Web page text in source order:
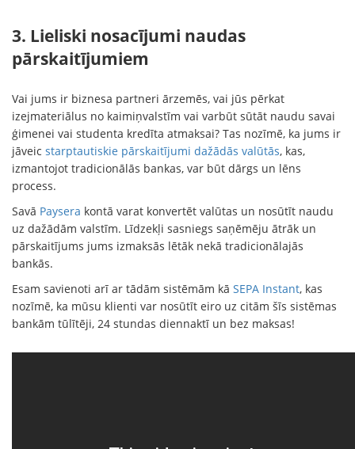
3. Lieliski nosacījumi naudas
pārskaitījumiem
Vai jums ir biznesa partneri ārzemēs, vai jūs pērkat
izejmateriālus no kaimiņvalstīm vai varbūt sūtāt naudu savai
ģimenei vai studenta kredīta atmaksai? Tas nozīmē, ka jums ir
jāveic starptautiskie pārskaitījumi dažādās valūtās, kas,
izmantojot tradicionālās bankas, var būt dārgs un lēns
process.
Savā Paysera kontā varat konvertēt valūtas un nosūtīt naudu
uz dažādām valstīm. Līdzekļi sasniegs saņēmēju ātrāk un
pārskaitījums jums izmaksās lētāk nekā tradicionālajās
bankās.
Esam savienoti arī ar tādām sistēmām kā SEPA Instant, kas
nozīmē, ka mūsu klienti var nosūtīt eiro uz citām šīs sistēmas
bankām tūlītēji, 24 stundas diennaktī un bez maksas!